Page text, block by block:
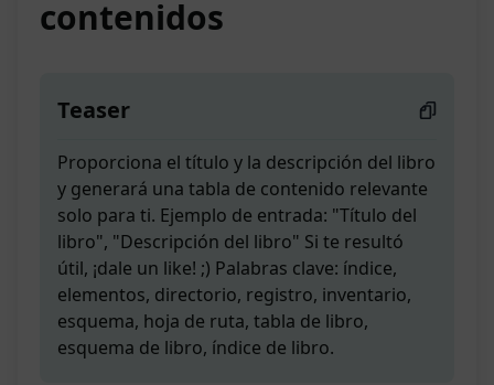
contenidos
Teaser
Proporciona el título y la descripción del libro
y generará una tabla de contenido relevante
solo para ti. Ejemplo de entrada: "Título del
libro", "Descripción del libro" Si te resultó
útil, ¡dale un like! ;) Palabras clave: índice,
elementos, directorio, registro, inventario,
esquema, hoja de ruta, tabla de libro,
esquema de libro, índice de libro.